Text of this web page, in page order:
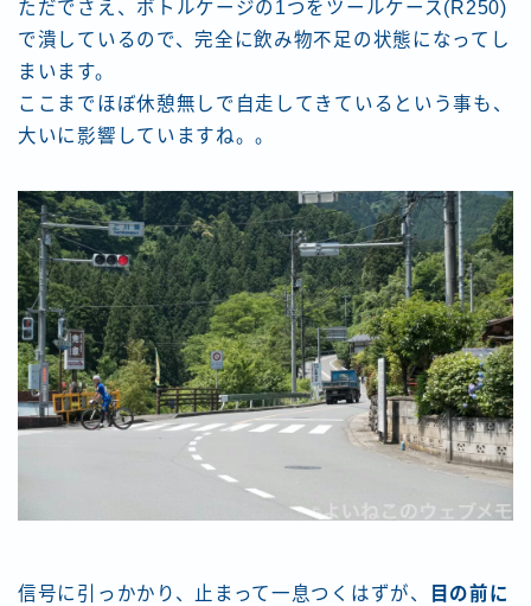
ただでさえ、ボトルケージの1つをツールケース(R250)
で潰しているので、完全に飲み物不足の状態になってし
まいます。
ここまでほぼ休憩無しで自走してきているという事も、
大いに影響していますね。。
信号に引っかかり、止まって一息つくはずが、
目の前に